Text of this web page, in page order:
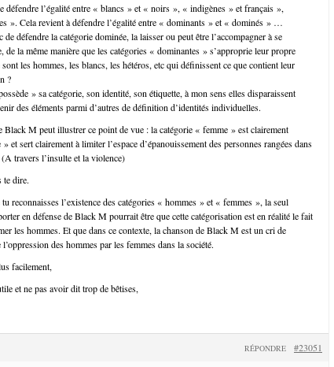
défendre l’égalité entre « blancs » et « noirs », « indigènes » et français »,
». Cela revient à défendre l’égalité entre « dominants » et « dominés » …
de défendre la catégorie dominée, la laisser ou peut être l’accompagner à se
de la même manière que les catégories « dominantes » s’approprie leur propre
les hommes, les blancs, les hétéros, etc qui définissent ce que contient leur
?
» sa catégorie, son identité, son étiquette, à mon sens elles disparaissent
des éléments parmi d’autres de définition d’identités individuelles.
Black M peut illustrer ce point de vue : la catégorie « femme » est clairement
et sert clairement à limiter l’espace d’épanouissement des personnes rangées dans
travers l’insulte et la violence)
te dire.
reconnaisses l’existence des catégories « hommes » et « femmes », la seul
en défense de Black M pourrait être que cette catégorisation est en réalité le fait
les hommes. Et que dans ce contexte, la chanson de Black M est un cri de
des hommes par les femmes dans la société.
facilement,
et ne pas avoir dit trop de bêtises,
#23051
RÉPONDRE